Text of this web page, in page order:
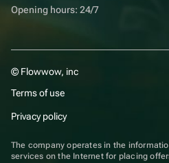
Opening hours: 24/7
© Flowwow, inc
Terms of use
Privacy policy
The company operates in the
services on the Internet for placing